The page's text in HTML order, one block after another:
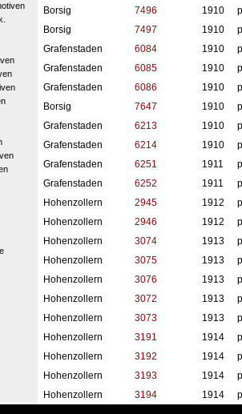
Borsig
7496 1910
Borsig
7497 1910
Grafenstaden
6084 1910
Grafenstaden
6085 1910
Grafenstaden
6086 1910
Borsig
7647 1910
Grafenstaden
6213 1910
Grafenstaden
6214 1910
Grafenstaden
6251 1911
Grafenstaden
6252 1911
Hohenzollern
2945 1912
Hohenzollern
2946 1912
Hohenzollern
3074 1913
Hohenzollern
3075 1913
Hohenzollern
3076 1913
Hohenzollern
3072 1913
Hohenzollern
3073 1913
Hohenzollern
3191 1914
Hohenzollern
3192 1914
Hohenzollern
3193 1914
Hohenzollern
3194 1914